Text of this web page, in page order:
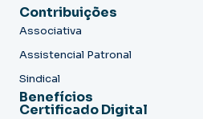
Contribuições
Associativa
Assistencial Patronal
Sindical
Benefícios
Certificado Digital